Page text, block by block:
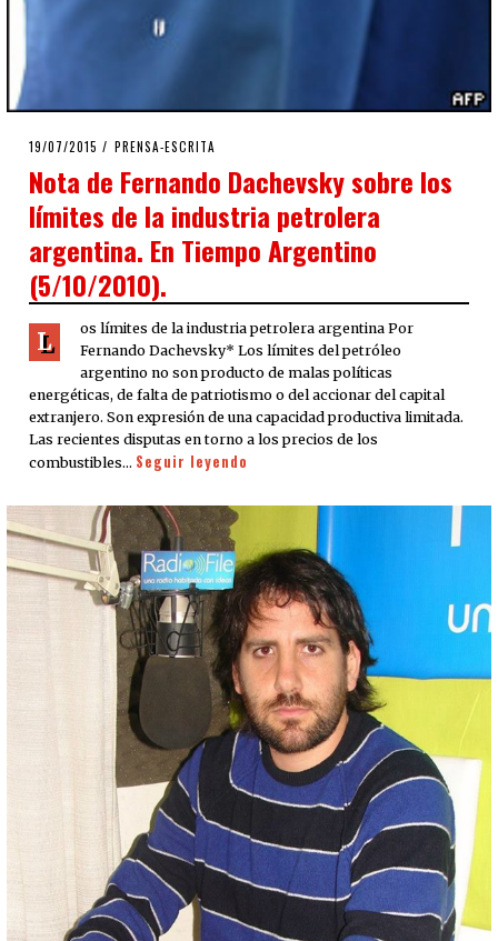
POSTED
19/07/2015 19/07/2015
PRENSA-ESCRITA
Nota de Fernando Dachevsky sobre los
límites de la industria petrolera
argentina. En Tiempo Argentino
(5/10/2010).
L
os límites de la industria petrolera argentina Por
Fernando Dachevsky* Los límites del petróleo
argentino no son producto de malas políticas
energéticas, de falta de patriotismo o del accionar del capital
extranjero. Son expresión de una capacidad productiva limitada.
Las recientes disputas en torno a los precios de los
combustibles… Seguir leyendo